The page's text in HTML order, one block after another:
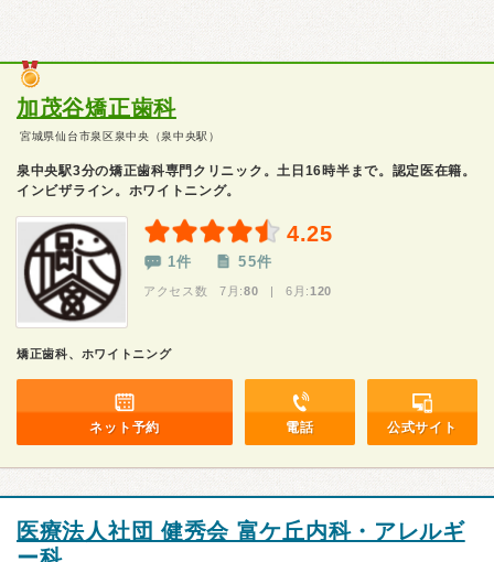
加茂谷矯正歯科
宮城県仙台市泉区泉中央（泉中央駅）
泉中央駅3分の矯正歯科専門クリニック。土日16時半まで。認定医在籍。
インビザライン。ホワイトニング。
4.25
1件 55件
アクセス数 7月:80 | 6月: 120
矯正歯科、ホワイトニング
ネット予約 電話 公式サイト
医療法人社団 健秀会 富ケ丘内科・アレルギ